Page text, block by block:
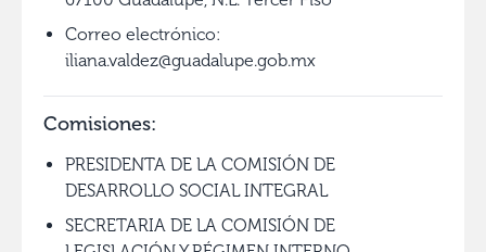
Correo electrónico:
iliana.valdez@guadalupe.gob.mx
Comisiones:
PRESIDENTA DE LA COMISIÓN DE
DESARROLLO SOCIAL INTEGRAL
SECRETARIA DE LA COMISIÓN DE